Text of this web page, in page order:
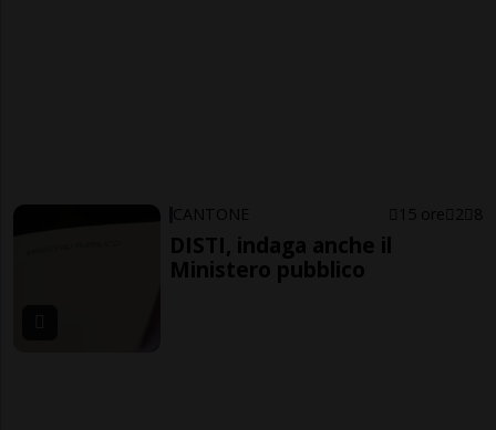
CANTONE 15 ore 2 8
DISTI, indaga anche il
Ministero pubblico